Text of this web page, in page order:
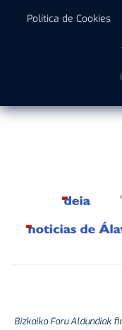
Política de Cookies
Bizkaiko Foru Aldundiak